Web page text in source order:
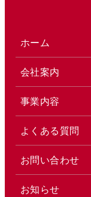
ホーム
会社案内
事業内容
よくある質問
お問い合わせ
お知らせ